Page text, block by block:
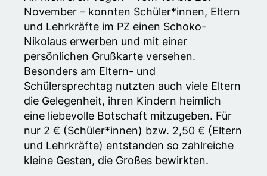
November – konnten Schüler*innen, Eltern
und Lehrkräfte im PZ einen Schoko-
Nikolaus erwerben und mit einer
persönlichen Grußkarte versehen.
Besonders am Eltern- und
Schülersprechtag nutzten auch viele Eltern
die Gelegenheit, ihren Kindern heimlich
eine liebevolle Botschaft mitzugeben. Für
nur 2 € (Schüler*innen) bzw. 2,50 € (Eltern
und Lehrkräfte) entstanden so zahlreiche
kleine Gesten, die Großes bewirkten.